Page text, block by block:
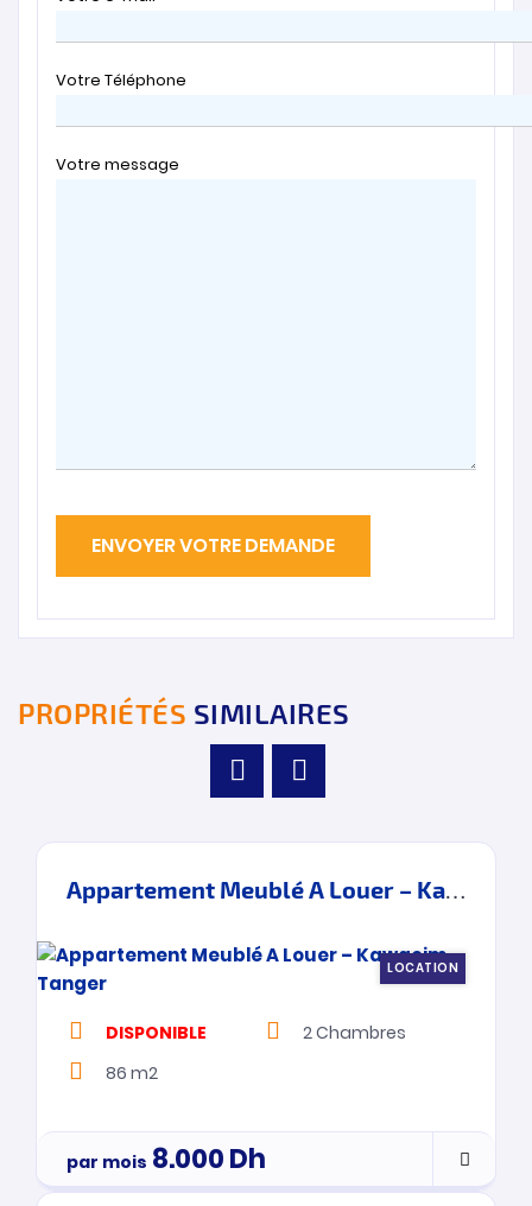
Votre Téléphone
Votre message
PROPRIÉTÉS SIMILAIRES
Appartement Meublé A Louer – Kawacim – Tanger
LOCATION
DISPONIBLE 2Chambres
86 m2
par mois 8.000Dh